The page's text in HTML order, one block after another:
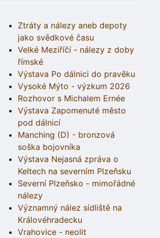
Ztráty a nálezy aneb depoty
jako svědkové času
Velké Meziříčí - nálezy z doby
římské
Výstava Po dálnici do pravěku
Vysoké Mýto - výzkum 2026
Rozhovor s Michalem Ernée
Výstava Zapomenuté město
pod dálnicí
Manching (D) - bronzová
soška bojovníka
Výstava Nejasná zpráva o
Keltech na severním Plzeňsku
Severní Plzeňsko - mimořádné
nálezy
Významný nález sídliště na
Královéhradecku
Vrahovice - neolit